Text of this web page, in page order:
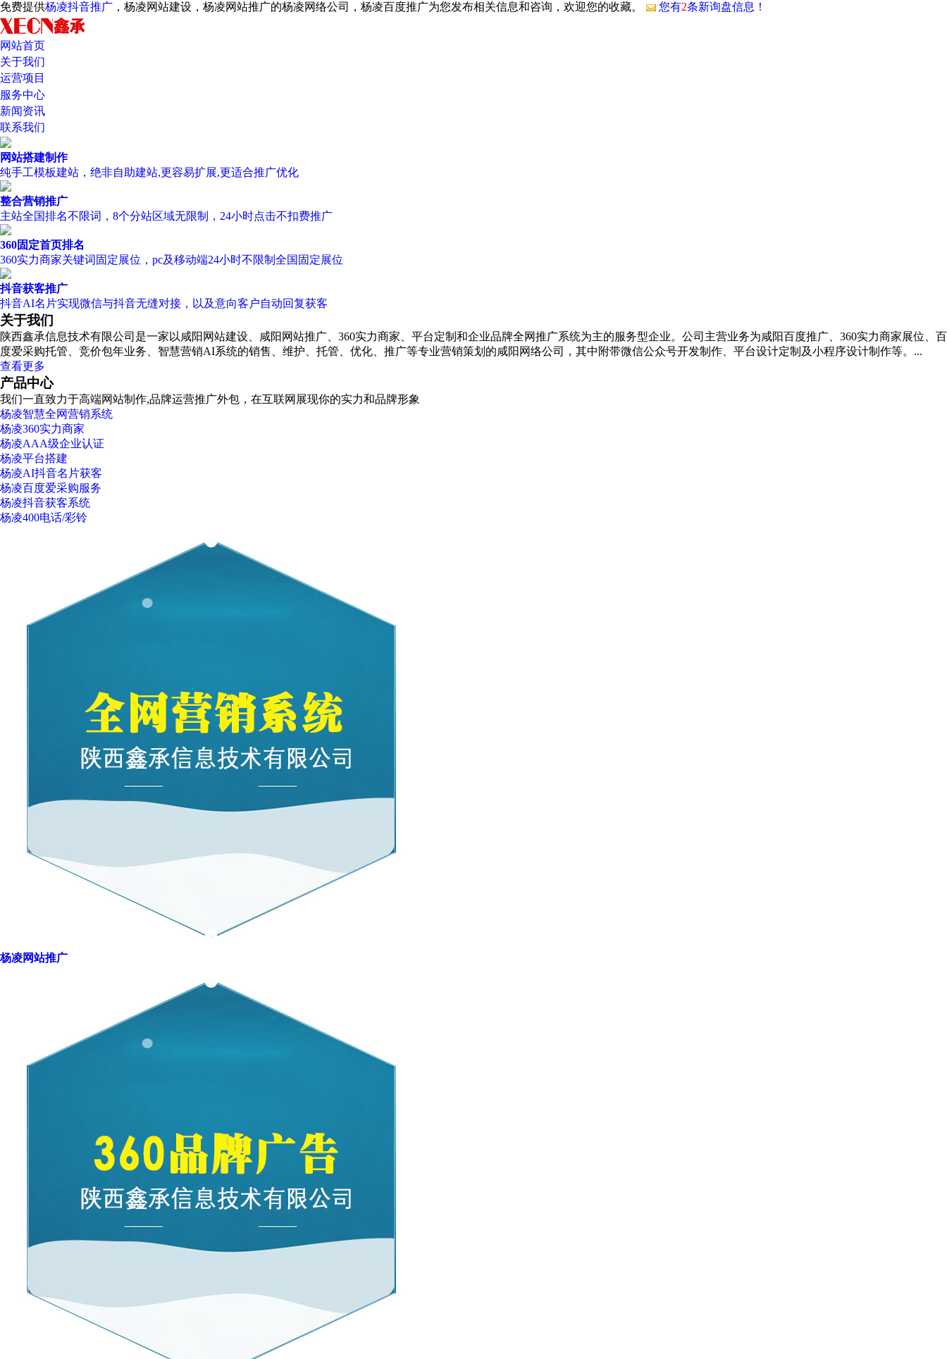
免费提供杨凌抖音推广 ，杨凌网站建设，杨凌网站推广的杨凌网络公司，杨凌百度推广为您发布相关信息和咨询，欢迎您的收藏。 您有2条新询盘信息！
网站首页
关于我们
运营项目
服务中心
新闻资讯
联系我们
网站搭建制作
纯手工模板建站，绝非自助建站,更容易扩展,更适合推广优化
整合营销推广
主站全国排名不限词，8个分站区域无限制，24小时点击不扣费推广
360固定首页排名
360实力商家关键词固定展位，pc及移动端24小时不限制全国固定展位
抖音获客推广
抖音AI名片实现微信与抖音无缝对接，以及意向客户自动回复获客
关于我们
陕西鑫承信息技术有限公司是一家以咸阳网站建设、咸阳网站推广、360实力商家、平台定制和企业品牌全网推广系统为主的服务型企业。公司主营业务为咸阳百度推广、360实力商家展位、百
度爱采购托管、竞价包年业务、智慧营销AI系统的销售、维护、托管、优化、推广等专业营销策划的咸阳网络公司，其中附带微信公众号开发制作、平台设计定制及小程序设计制作等。...
查看更多
产品中心
我们一直致力于高端网站制作,品牌运营推广外包，在互联网展现你的实力和品牌形象
杨凌智慧全网营销系统
杨凌360实力商家
杨凌AAA级企业认证
杨凌平台搭建
杨凌AI抖音名片获客
杨凌百度爱采购服务
杨凌抖音获客系统
杨凌400电话/彩铃
杨凌网站推广